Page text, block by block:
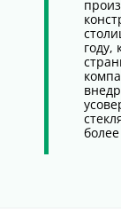
году,